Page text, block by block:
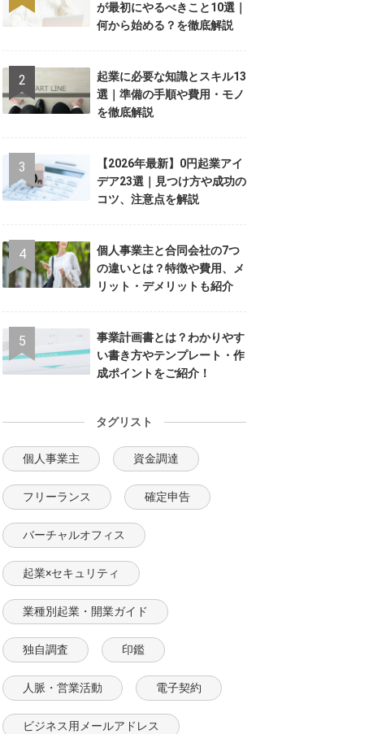
が最初にやるべきこと10選｜
何から始める？を徹底解説
起業に必要な知識とスキル13
選｜準備の手順や費用・モノ
を徹底解説
【2026年最新】0円起業アイ
デア23選｜見つけ方や成功の
コツ、注意点を解説
個人事業主と合同会社の7つ
の違いとは？特徴や費用、メ
リット・デメリットも紹介
事業計画書とは？わかりやす
い書き方やテンプレート・作
成ポイントをご紹介！
タグリスト
個人事業主 資金調達
フリーランス 確定申告
バーチャルオフィス
起業×セキュリティ
業種別起業・開業ガイド
独自調査 印鑑
人脈・営業活動 電子契約
ビジネス用メールアドレス